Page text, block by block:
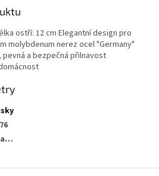
ostří: 12 cm Elegantní design pro
molybdenum nerez ocel "Germany"
a bezpečná přilnavost